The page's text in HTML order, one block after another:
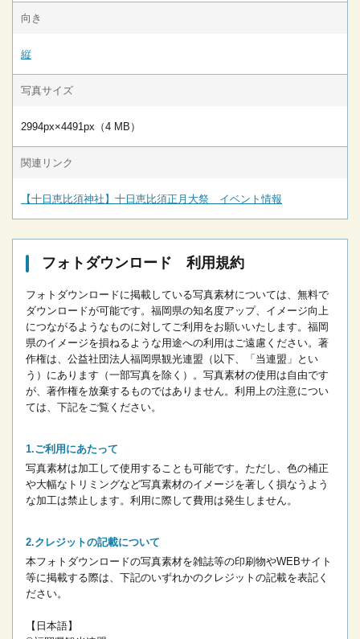
向き
縦
写真サイズ
2994px×4491px（4 MB）
関連リンク
【十日恵比須神社】十日恵比須正月大祭 イベント情報
フォトダウンロード 利用規約
フォトダウンロードに掲載している写真素材については、無料で
ダウンロードが可能です。 福岡県の知名度アップ、イメージ向上
につながるようなものに対してご利用をお願いいたします。 福岡
県のイメージを損ねるような用途への利用はご遠慮ください。 著
作権は、公益社団法人福岡県観光連盟（以下、「当連盟」とい
う）にあります（一部写真を除く）。写真素材の使用は自由です
が、著作権を放棄するものではありません。 利用上の注意につい
ては、下記をご覧ください。
ご利用にあたって
写真素材は加工して使用することも可能です。ただし、色の補正
や大幅なトリミングなど写真素材のイメージを著しく損なうよう
な加工は禁止します。 利用に際して費用は発生しません。
クレジットの記載について
本フォトダウンロードの写真素材を雑誌等の印刷物やWEBサイト
等に掲載する際は、下記のいずれかのクレジットの記載を表記く
ださい。
【日本語】